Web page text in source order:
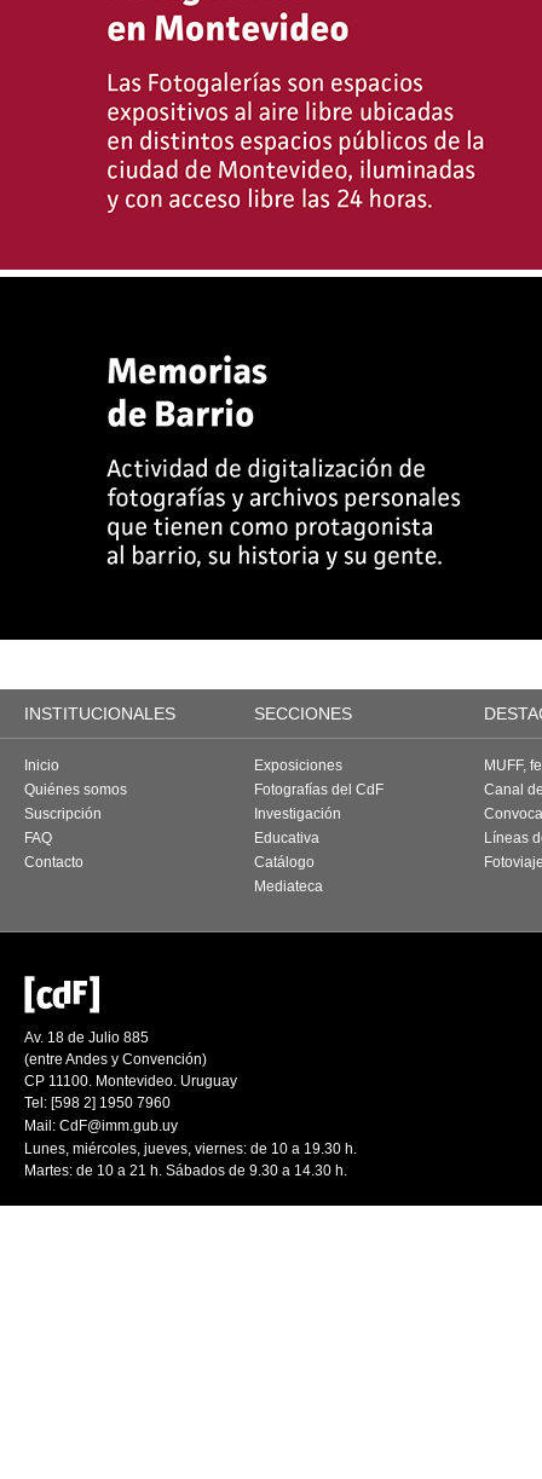
INSTITUCIONALES SECCIONES
Inicio
Quiénes somos
Suscripción
FAQ
Contacto
Exposiciones
Fotografías del CdF
Investigación
Educativa
Catálogo
Mediateca
MUFF,
Canal
Líneas
Av. 18 de Julio 885
(entre Andes y Convención)
CP 11100. Montevideo. Uruguay
Tel: [598 2] 1950 7960
Mail: CdF@imm.gub.uy
Lunes, miércoles, jueves, viernes: de 10 a 19.30 h.
Martes: de 10 a 21 h. Sábados de 9.30 a 14.30 h.